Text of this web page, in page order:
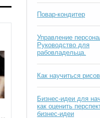
Повар-кондитер
Управление
Руководство для
рабовладельца.
Как научиться
Бизнес-идеи для
как оценить
бизнес-идеи